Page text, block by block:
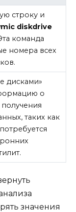
строку и
diskdrive
команда
номера всех
дисками»
о
таких как
значения